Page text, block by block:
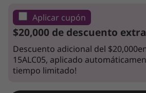
Aplicar cupón
$20,000 de descuento
Descuento adicional del
15ALC05, aplicado
tiempo limitado!